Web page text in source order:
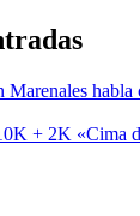
Marenales habla
+ 2K «Cima